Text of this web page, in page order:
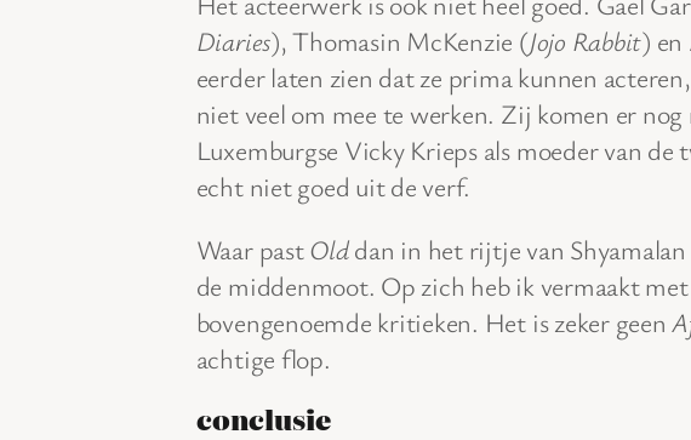
Diaries), Thomasin McKenzie (Jojo Rabbit)
eerder laten zien dat ze prima kunnen
niet veel om mee te werken. Zij komen er
Luxemburgse Vicky Krieps als moeder van
echt niet goed uit de verf.
Waar pastOlddan in het rijtje van
de middenmoot. Op zich heb ik vermaakt
bovengenoemde kritieken. Het is zeker geen
achtige flop.
conclusie